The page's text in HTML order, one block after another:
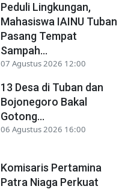
Peduli Lingkungan,
Mahasiswa IAINU Tuban
Pasang Tempat
Sampah...
07 Agustus 2026 12:00
13 Desa di Tuban dan
Bojonegoro Bakal
Gotong...
06 Agustus 2026 16:00
Komisaris Pertamina
Patra Niaga Perkuat